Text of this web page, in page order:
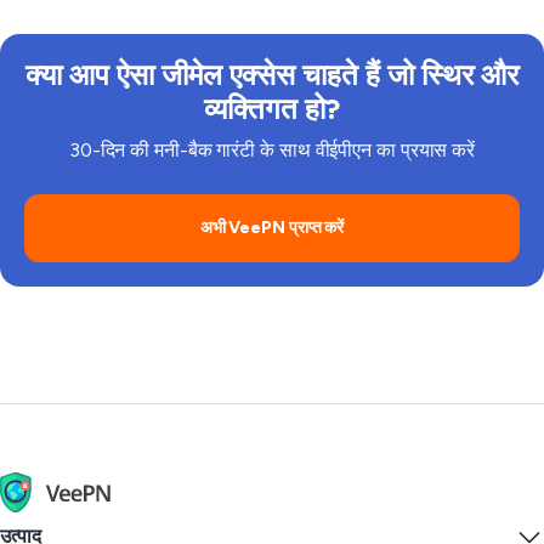
क्या आप ऐसा जीमेल एक्सेस चाहते हैं जो स्थिर और
व्यक्तिगत हो?
30-दिन की मनी-बैक गारंटी के साथ वीईपीएन का प्रयास करें
अभी VeePN प्राप्त करें
उत्पाद